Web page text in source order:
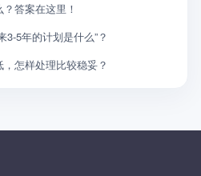
答案在这里！
3-5年的计划是什么”？
怎样处理比较稳妥？